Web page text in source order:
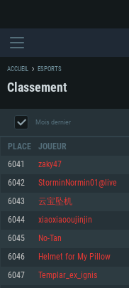
Minimum
Minimum
Minimum
ACCUEIL ESPORTS
Classement
Mois dernier
PLACE JOUEUR
6041 zaky47
6042 StorminNormin01@live
6043 云宝坠机
6044 xiaoxiaooujinjin
6045 No-Tan
6046 Helmet for My Pillow
6047 Templar_ex_ignis